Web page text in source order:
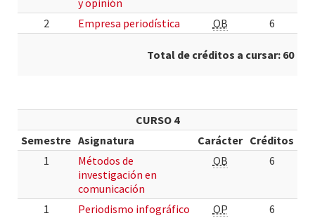
y opinión
2 Empresa periodística OB 6
Total de créditos a cursar: 60
CURSO 4
Semestre Asignatura Carácter Créditos
1
Métodos de
investigación en
comunicación
OB 6
1 Periodismo infográfico OP
6